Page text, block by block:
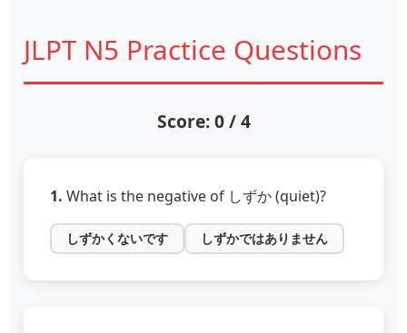
JLPT N5 Practice Questions
Score: 0 / 4
1. What is the negative of しずか (quiet)?
しずかくないです しずかではありません